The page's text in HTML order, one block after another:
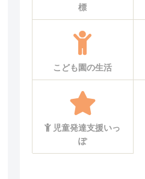
標
こども園の生活
児童発達支援いっ
ぽ